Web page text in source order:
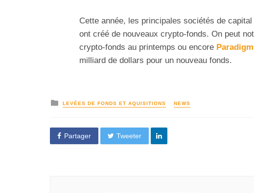
Cette année, les principales sociétés de
ont créé de nouveaux crypto-fonds. On peut
crypto-fonds au printemps ou encore Paradigm
milliard de dollars pour un nouveau fonds.
LEVÉES DE FONDS ET AQUISITIONS NEWS
Partager Tweeter